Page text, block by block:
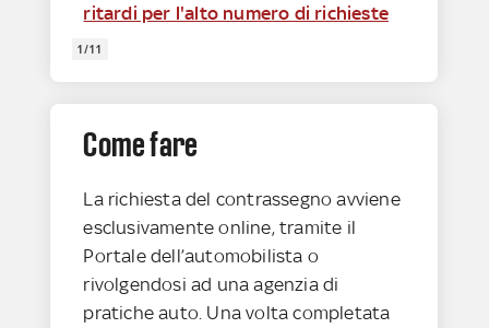
ritardi per l'alto numero di richieste
1/11
Come fare
La richiesta del contrassegno avviene
esclusivamente online, tramite il
Portale dell’automobilista o
rivolgendosi ad una agenzia di
pratiche auto. Una volta completata